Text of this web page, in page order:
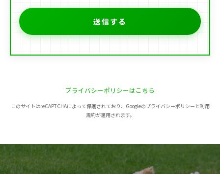
プライバシーポリシーはこちら
このサイトはreCAPTCHAによって保護されており、Googleのプライバシーポリシーと利用
規約が適用されます。